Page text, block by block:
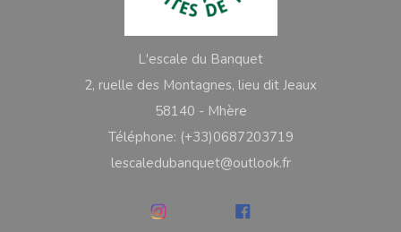
L'escale du Banquet
2, ruelle des Montagnes, lieu dit Jeaux
58140 - Mhère
Téléphone: (+33)0687203719
lescaledubanquet@outlook.fr